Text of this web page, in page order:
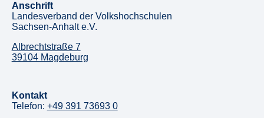
Anschrift
Landesverband der Volkshochschulen
Sachsen-Anhalt e.V.
Albrechtstraße 7
39104 Magdeburg
Kontakt
Telefon: +49 391 73693 0